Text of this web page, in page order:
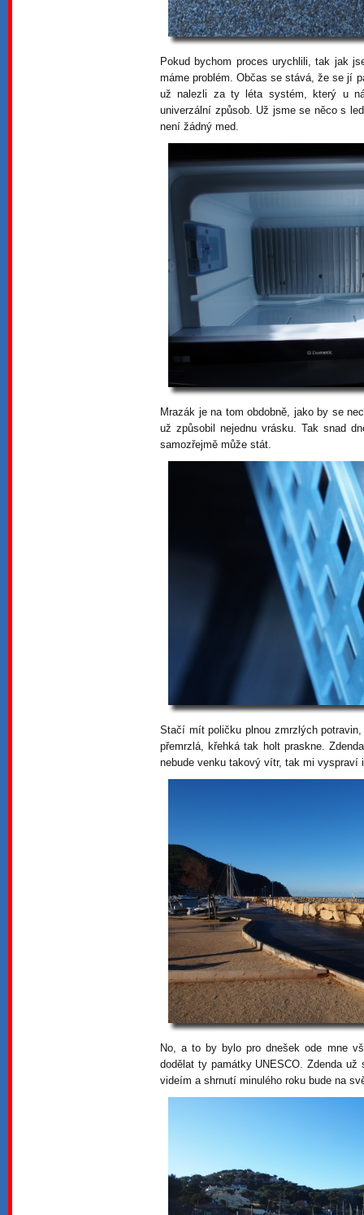
Pokud bychom proces urychlili, tak jak
máme problém. Občas se stává, že se jí
už nalezli za ty léta systém, který u
univerzální způsob. Už jsme se něco s
není žádný med.
Mrazák je na tom obdobně, jako by se
už způsobil nejednu vrásku. Tak snad
samozřejmě může stát.
Stačí mít poličku plnou zmrzlých
přemrzlá, křehká tak holt praskne.
nebude venku takový vítr, tak mi
No, a to by bylo pro dnešek ode mne
dodělat ty památky UNESCO. Zdenda
videím a shrnutí minulého roku bude na